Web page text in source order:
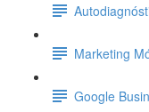
Marketing
Google